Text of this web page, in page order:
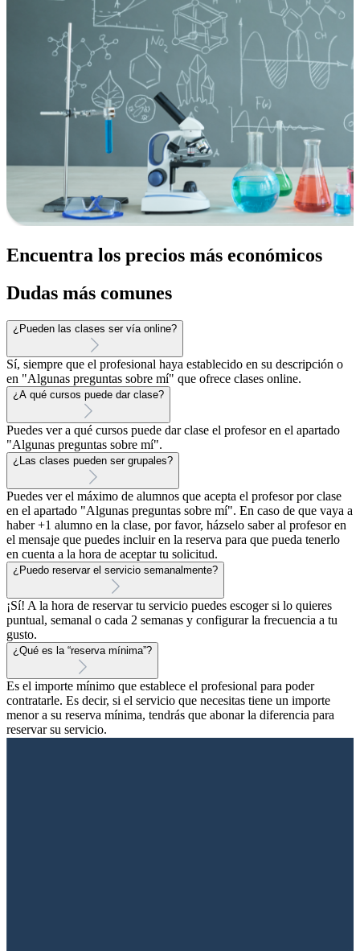
Encuentra los precios más económicos
Dudas más comunes
¿Pueden las clases ser vía online?
Sí, siempre que el profesional haya establecido en su descripción o
en "Algunas preguntas sobre mí" que ofrece clases online.
¿A qué cursos puede dar clase?
Puedes ver a qué cursos puede dar clase el profesor en el apartado
"Algunas preguntas sobre mí".
¿Las clases pueden ser grupales?
Puedes ver el máximo de alumnos que acepta el profesor por clase
en el apartado "Algunas preguntas sobre mí". En caso de que vaya a
haber +1 alumno en la clase, por favor, házselo saber al profesor en
el mensaje que puedes incluir en la reserva para que pueda tenerlo
en cuenta a la hora de aceptar tu solicitud.
¿Puedo reservar el servicio semanalmente?
¡Sí! A la hora de reservar tu servicio puedes escoger si lo quieres
puntual, semanal o cada 2 semanas y configurar la frecuencia a tu
gusto.
¿Qué es la “reserva mínima”?
Es el importe mínimo que establece el profesional para poder
contratarle. Es decir, si el servicio que necesitas tiene un importe
menor a su reserva mínima, tendrás que abonar la diferencia para
reservar su servicio.